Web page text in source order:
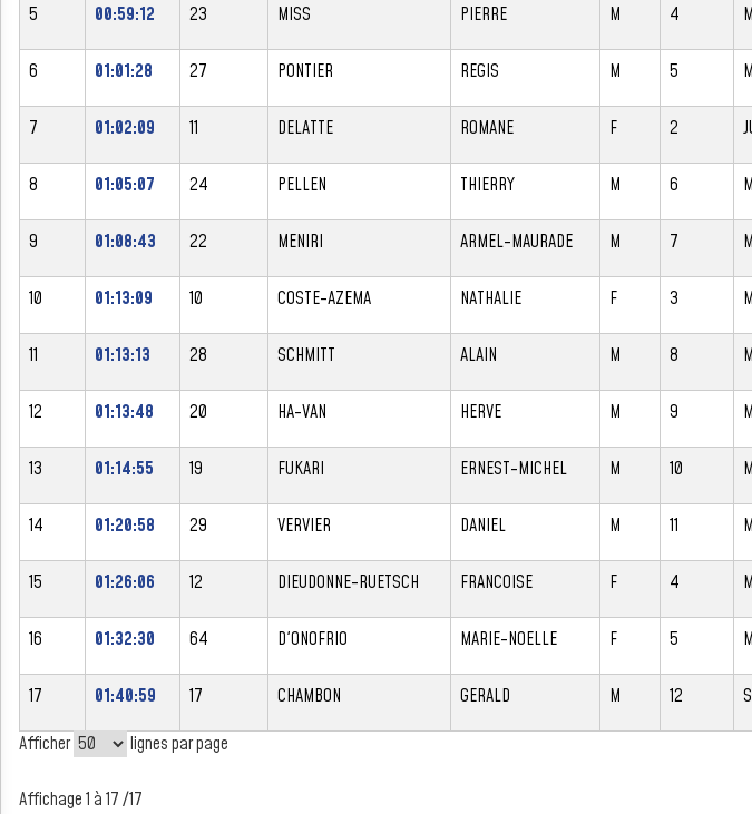
5 00:59:12 23 MISS PIERRE M 4
6 01:01:28 27 PONTIER REGIS M 5
7 01:02:09 11 DELATTE ROMANE F 2
8 01:05:07 24 PELLEN THIERRY M 6
9 01:08:43 22 MENIRI ARMEL-MAURADE M 7
10 01:13:09 10 COSTE-AZEMA NATHALIE F 3
11 01:13:13 28 SCHMITT ALAIN M 8
12 01:13:48 20 HA-VAN HERVE M 9
13 01:14:55 19 FUKARI ERNEST-MICHEL M 10
14 01:20:58 29 VERVIER DANIEL M 11
15 01:26:06 12 DIEUDONNE-RUETSCH FRANCOISE F 4
16 01:32:30 64 D'ONOFRIO MARIE-NOELLE F 5
17 01:40:59 17 CHAMBON GERALD M 12
Afficher
lignes par page
Affichage 1 à 17 /17